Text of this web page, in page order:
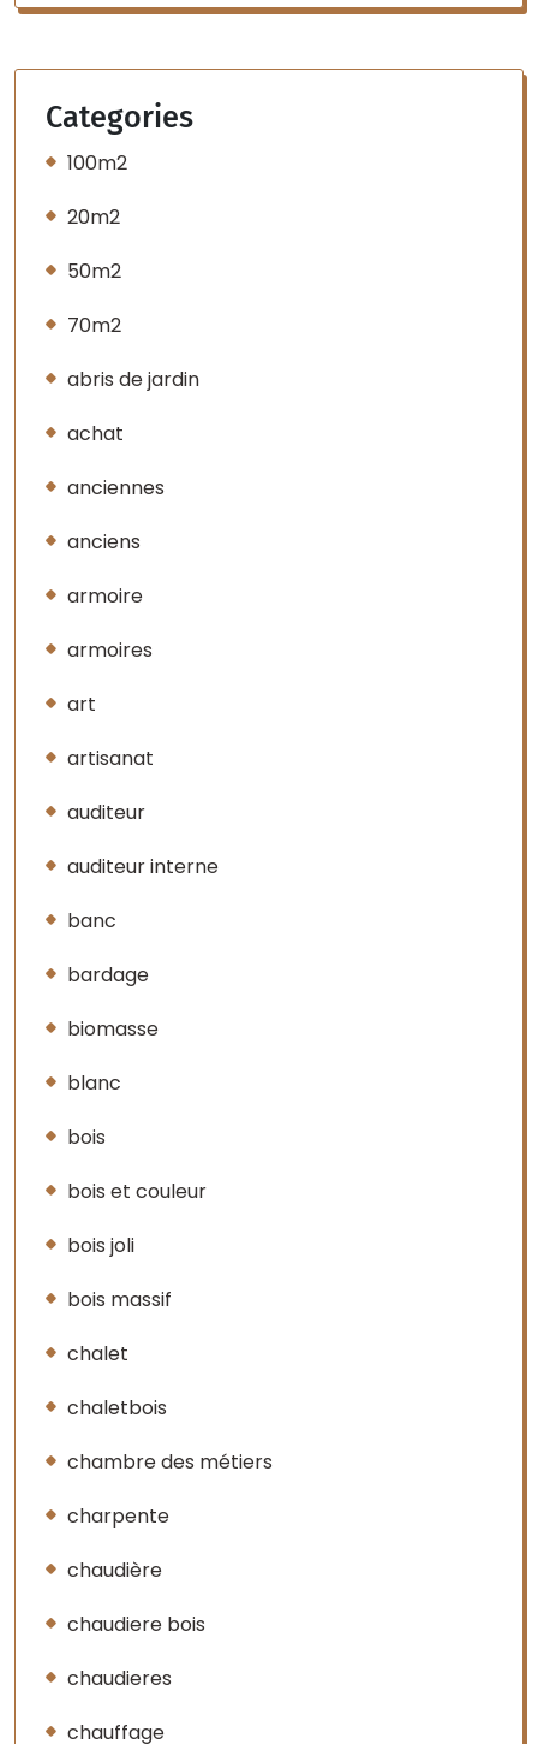
Categories
100m2
20m2
50m2
70m2
abris de jardin
achat
anciennes
anciens
armoire
armoires
art
artisanat
auditeur
auditeur interne
banc
bardage
biomasse
blanc
bois
bois et couleur
bois joli
bois massif
chalet
chaletbois
chambre des métiers
charpente
chaudière
chaudiere bois
chaudieres
chauffage